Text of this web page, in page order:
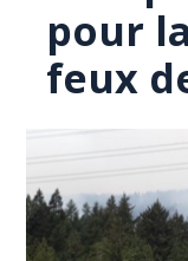
pour
feux